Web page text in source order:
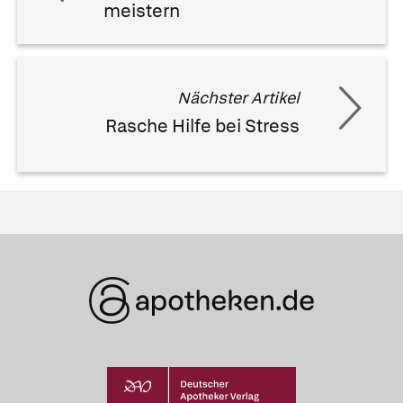
meistern
Nächster Artikel
Rasche Hilfe bei Stress